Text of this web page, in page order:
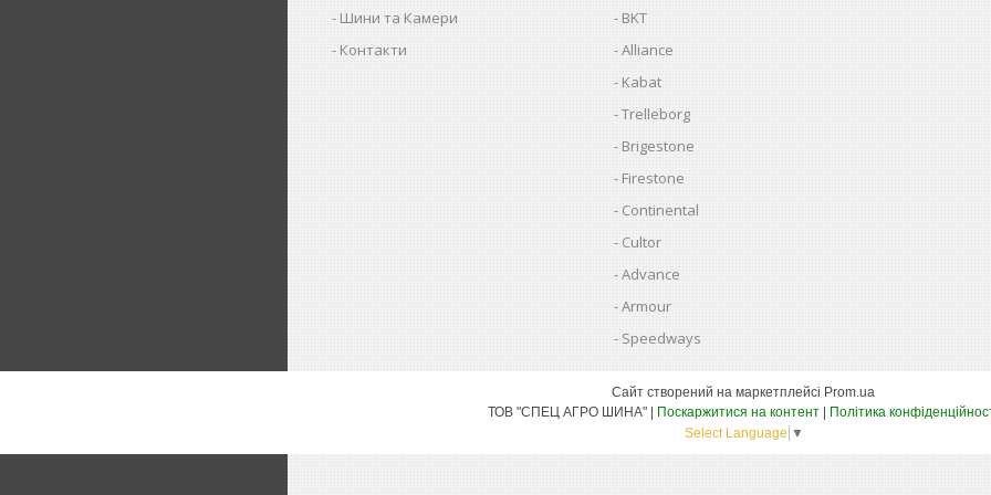
Шини та Камери
Контакти
BKT
Alliance
Kabat
Trelleborg
Brigestone
Firestone
Continental
Cultor
Advance
Armour
Speedways
Сайт створений на маркетплейсі Prom.ua
Поскаржитися на контент
Політика
Select Language ▼